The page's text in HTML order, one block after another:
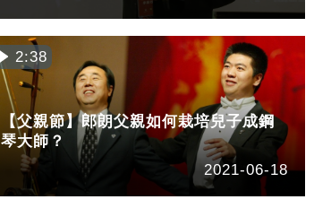
2:38
【父親節】郎朗父親如何栽培兒子成鋼
琴大師？
2021-06-18